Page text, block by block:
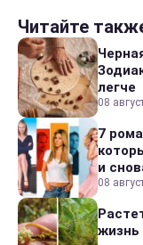
Читайте
легче
08
7
и
08
жизнь